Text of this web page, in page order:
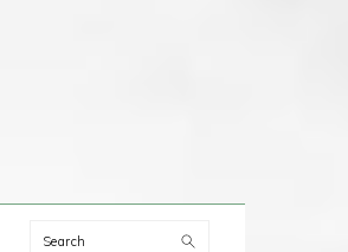
Search